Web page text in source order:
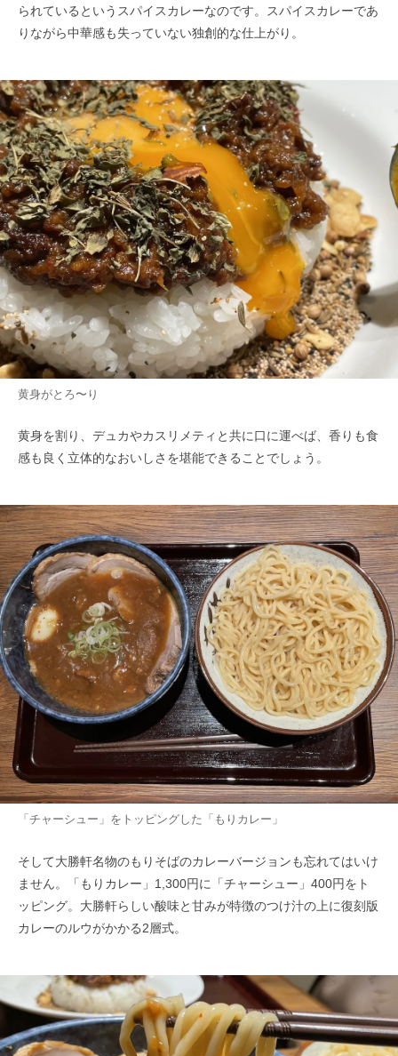
られているというスパイスカレーなのです。スパイスカレーであ
りながら中華感も失っていない独創的な仕上がり。
黄身がとろ〜り
黄身を割り、デュカやカスリメティと共に口に運べば、香りも食
感も良く立体的なおいしさを堪能できることでしょう。
「チャーシュー」をトッピングした「もりカレー」
そして大勝軒名物のもりそばのカレーバージョンも忘れてはいけ
ません。「もりカレー」1,300円に「チャーシュー」400円をト
ッピング。大勝軒らしい酸味と甘みが特徴のつけ汁の上に復刻版
カレーのルウがかかる2層式。